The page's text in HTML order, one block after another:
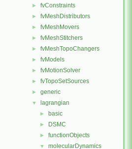
► fvConstraints
► fvMeshDistributors
► fvMeshMovers
► fvMeshStitchers
► fvMeshTopoChangers
► fvModels
► fvMotionSolver
► fvTopoSetSources
► generic
▼ lagrangian
► basic
► DSMC
► functionObjects
▼ molecularDynamics